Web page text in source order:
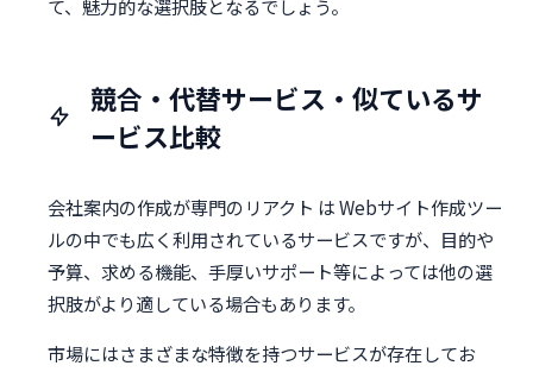
て、魅力的な選択肢となるでしょう。
競合・代替サービス・似ているサ
ービス比較
会社案内の作成が専門のリアクト は Webサイト作成ツー
ルの中でも広く利用されているサービスですが、目的や
予算、求める機能、手厚いサポート等によっては他の選
択肢がより適している場合もあります。
市場にはさまざまな特徴を持つサービスが存在してお